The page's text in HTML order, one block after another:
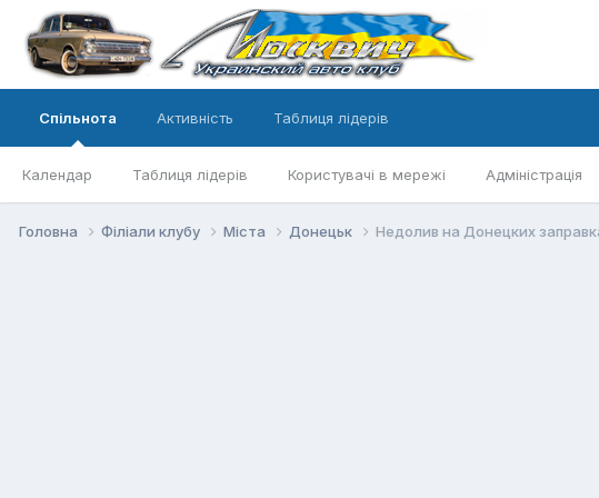
Спільнота
Календар Таблиця лідерів Користувачі в мережі Адміністрація
Активність Таблиця лідерів
Головна Філіали клубу Міста Донецьк Недолив на Донецких